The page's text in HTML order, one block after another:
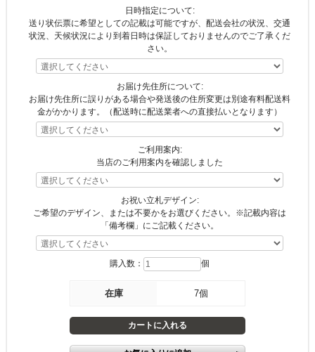
日時指定について:
送り状伝票に希望としての記載は可能ですが、配送会社の状況、交通
状況、天候状況により到着日時は保証しておりませんのでご了承くだ
さい。
お届け先住所について:
お届け先住所に誤りがある場合や発送後の住所変更は別途有料配送料
金がかかります。（配送時に配送業者への直接払いとなります）
ご利用案内:
当店のご利用案内を確認しました
お祝い立札デザイン:
ご希望のデザイン、または不要かをお選びください。※記載内容は
「備考欄」にご記載ください。
購入数： 個
在庫 7個